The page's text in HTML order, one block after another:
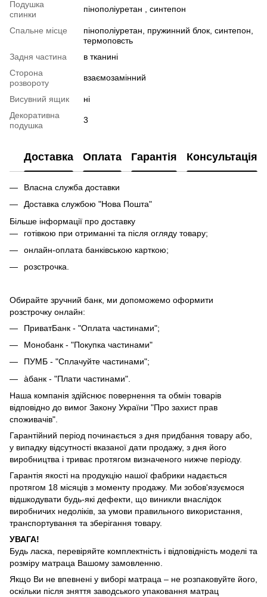
Подушка
спинки
пінополіуретан , синтепон
Спальне місце
пінополіуретан, пружинний блок, синтепон,
термоповсть
Задня частина
в тканині
Сторона
розвороту
взаємозамінний
Висувний ящик
ні
Декоративна
подушка
3
Доставка Оплата Гарантія Консультація
Власна служба доставки
Доставка службою "Нова Пошта"
Більше інформації про доставку
готівкою при отриманні та після огляду товару;
онлайн-оплата банківською карткою;
розстрочка.
Обирайте зручний банк, ми допоможемо оформити
розстрочку онлайн:
ПриватБанк - "Оплата частинами";
Монобанк - "Покупка частинами"
ПУМБ - "Сплачуйте частинами";
àбанк - "Плати частинами".
Наша компанія здійснює повернення та обмін товарів
відповідно до вимог Закону України "Про захист прав
споживачів".
Гарантійний період починається з дня придбання товару або,
у випадку відсутності вказаної дати продажу, з дня його
виробництва і триває протягом визначеного нижче періоду.
Гарантія якості на продукцію нашої фабрики надається
протягом 18 місяців з моменту продажу. Ми зобов'язуємося
відшкодувати будь-які дефекти, що виникли внаслідок
виробничих недоліків, за умови правильного використання,
транспортування та зберігання товару.
УВАГА!
Будь ласка, перевіряйте комплектність і відповідність моделі та
розміру матраца Вашому замовленню.
Якщо Ви не впевнені у виборі матраца – не розпаковуйте його,
оскільки після зняття заводського упаковання матрац